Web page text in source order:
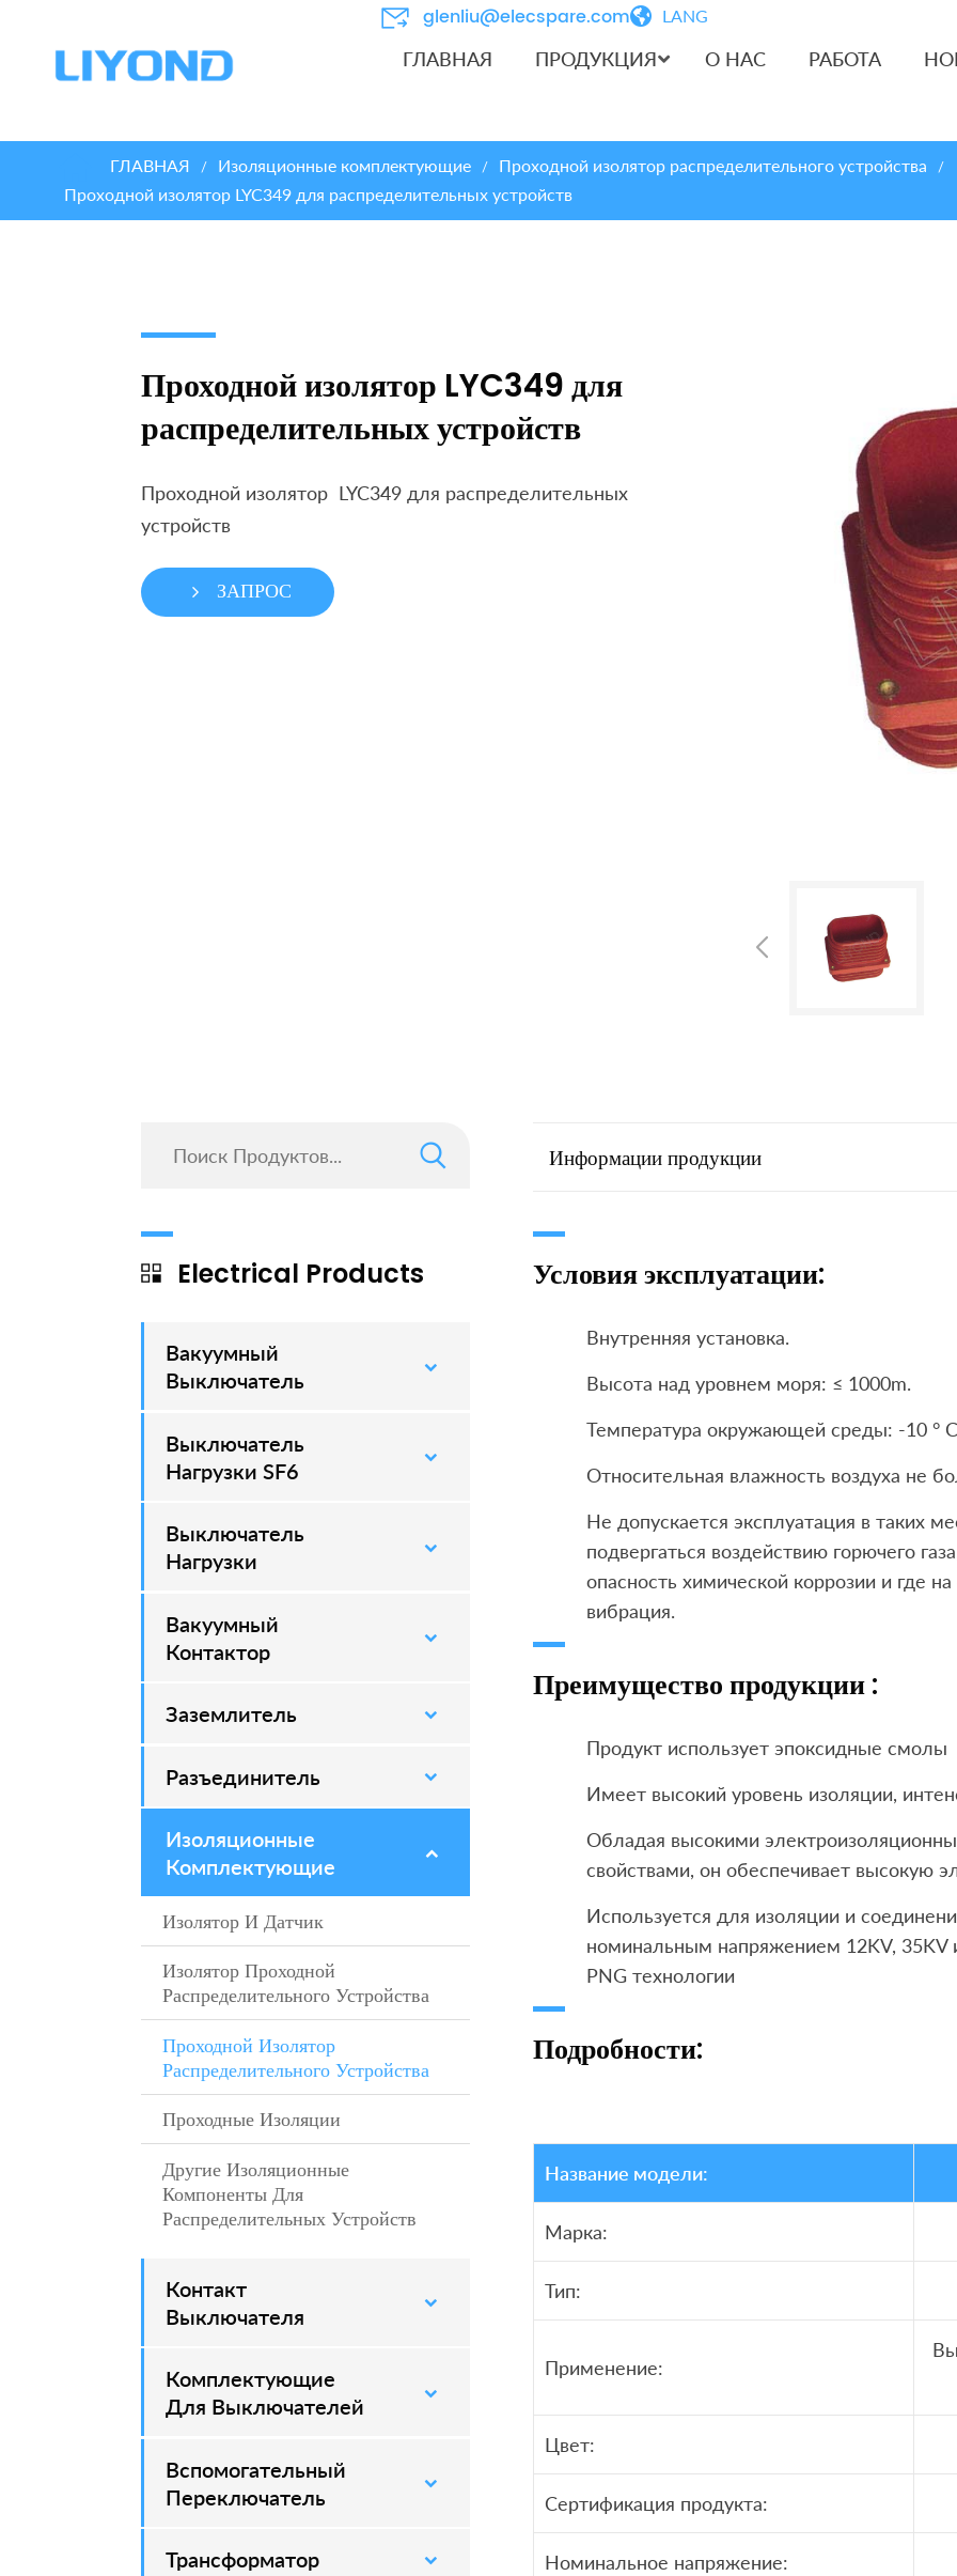
glenliu@elecspare.com LANG
ГЛАВНАЯ ПРОДУКЦИЯ О НАС РАБОТА
ГЛАВНАЯ / Изоляционные комплектующие / Проходной изолятор распределительного устройства /
Проходной изолятор LYC349 для распределительных устройств
Проходной изолятор LYC349 для
распределительных устройств
Проходной изолятор LYC349 для распределительных
устройств
ЗАПРОС
Electrical Products
Вакуумный
Выключатель
–
Выключатель
Нагрузки SF6
–
Выключатель
Нагрузки
–
Вакуумный
Контактор
–
Заземлитель
–
Разъединитель
–
Изоляционные
Комплектующие
–
Изолятор И Датчик
–
Изолятор Проходной
Распределительного Устройства
–
Проходной Изолятор
Распределительного Устройства
–
Проходные Изоляции
–
Другие Изоляционные
Компоненты Для
Распределительных Устройств
–
Контакт
Выключателя
–
Комплектующие
Для Выключателей
–
Вспомогательный
Переключатель
–
Трансформатор
Информации продукции
Условия эксплуатации:
Внутренняя установка.
Высота над уровнем моря: ≤ 1000m.
Температура окружающей среды: -10 °
Относительная влажность воздуха не
Не допускается эксплуатация в таких
подвергаться воздействию горючего
опасность химической коррозии и где
вибрация.
Преимущество продукции :
Продукт использует эпоксидные смолы
Имеет высокий уровень изоляции,
Обладая высокими
свойствами, он обеспечивает высокую
Используется для изоляции и
номинальным напряжением 12KV, 35KV
PNG технологии
Подробности:
Название модели:
Марка:
Тип:
Применение:
Цвет:
Сертификация продукта:
Номинальное напряжение: